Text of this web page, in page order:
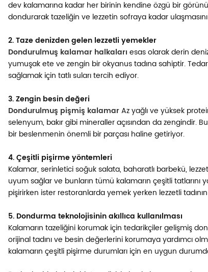
dev kalamarına kadar her birinin kendine özgü bir
dondurarak tazeliğin ve lezzetin sofraya kadar ulaşmasını
2. Taze denizden gelen lezzetli yemekler
Dondurulmuş kalamar halkaları esas olarak derin
yumuşak ete ve zengin bir okyanus tadına sahiptir.
sağlamak için tatlı suları tercih ediyor.
3. Zengin besin değeri
Dondurulmuş pişmiş kalamarAz yağlı ve yüksek
selenyum, bakır gibi mineraller açısından da zengindir.
bir beslenmenin önemli bir parçası haline getiriyor.
4. Çeşitli pişirme yöntemleri
Kalamar, serinletici soğuk salata, baharatlı barbekü,
uyum sağlar ve bunların tümü kalamarın çeşitli tatlarını
pişirirken ister restoranlarda yemek yerken lezzetli
5. Dondurma teknolojisinin akıllıca kullanılması
Kalamarın tazeliğini korumak için tedarikçiler gelişmiş
orijinal tadını ve besin değerlerini korumaya yardımcı
kalamarın çeşitli pişirme durumları için en uygun